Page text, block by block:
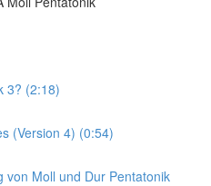
3? (2:18)
(Version 4) (0:54)
von Moll und Dur Pentatonik